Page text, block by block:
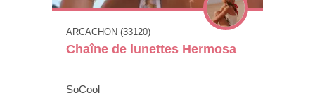
ARCACHON (33120)
Chaîne de lunettes Hermosa
SoCool